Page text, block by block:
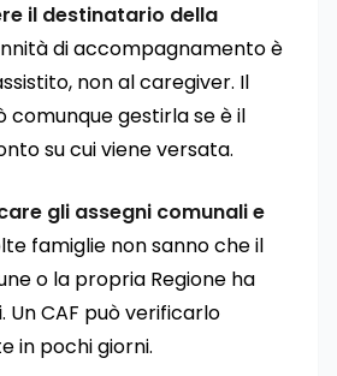
il destinatario della
di accompagnamento è
non al caregiver. Il
comunque gestirla se è il
su cui viene versata.
gli assegni comunali e
famiglie non sanno che il
o la propria Regione ha
Un CAF può verificarlo
in pochi giorni.